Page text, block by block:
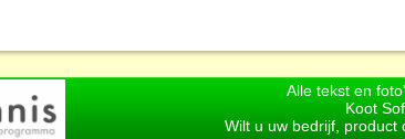
Alle tekst en
Koot
Wilt u uw bedrijf, product